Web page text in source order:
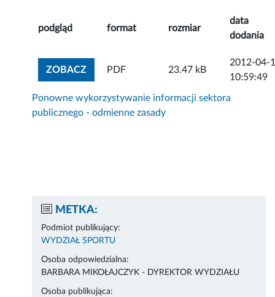
podgląd format rozmiar
data
dodania
ZOBACZZOBACZ ZAŁĄCZNIK
PDF 23.47 kB
2012-04-
10:59:49
Ponowne wykorzystywanie informacji sektora
publicznego - odmienne zasady
METKA:
Podmiot publikujący:
WYDZIAŁ SPORTU
Osoba odpowiedzialna:
BARBARA MIKOŁAJCZYK - DYREKTOR WYDZIAŁU
Osoba publikująca: